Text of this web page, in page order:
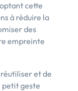
cette
à réduire la
des
empreinte
et de
petit geste